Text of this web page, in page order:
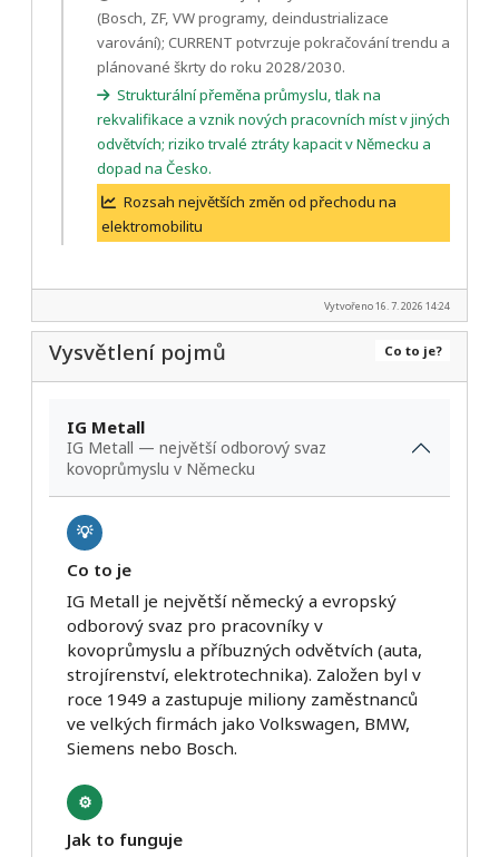
(Bosch, ZF, VW programy, deindustrializace
varování); CURRENT potvrzuje pokračování trendu a
plánované škrty do roku 2028/2030.
Strukturální přeměna průmyslu, tlak na
rekvalifikace a vznik nových pracovních míst v jiných
odvětvích; riziko trvalé ztráty kapacit v Německu a
dopad na Česko.
Rozsah největších změn od přechodu na
elektromobilitu
Vytvořeno 16. 7. 2026 14:24
Co to je?
Vysvětlení pojmů
IG Metall
IG Metall — největší odborový svaz
kovoprůmyslu v Německu
💡
Co to je
IG Metall je největší německý a evropský
odborový svaz pro pracovníky v
kovoprůmyslu a příbuzných odvětvích (auta,
strojírenství, elektrotechnika). Založen byl v
roce 1949 a zastupuje miliony zaměstnanců
ve velkých firmách jako Volkswagen, BMW,
Siemens nebo Bosch.
⚙️
Jak to funguje